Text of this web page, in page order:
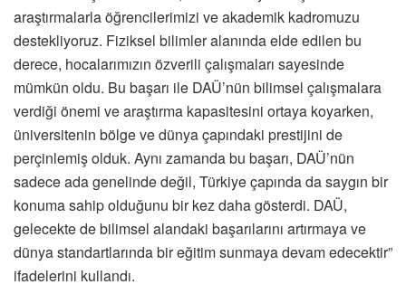
araştırmalarla öğrencilerimizi ve akademik kadromuzu
destekliyoruz. Fiziksel bilimler alanında elde edilen bu
derece, hocalarımızın özverili çalışmaları sayesinde
mümkün oldu. Bu başarı ile DAÜ’nün bilimsel çalışmalara
verdiği önemi ve araştırma kapasitesini ortaya koyarken,
üniversitenin bölge ve dünya çapındaki prestijini de
perçinlemiş olduk. Aynı zamanda bu başarı, DAÜ’nün
sadece ada genelinde değil, Türkiye çapında da saygın bir
konuma sahip olduğunu bir kez daha gösterdi. DAÜ,
gelecekte de bilimsel alandaki başarılarını artırmaya ve
dünya standartlarında bir eğitim sunmaya devam edecektir”
ifadelerini kullandı.